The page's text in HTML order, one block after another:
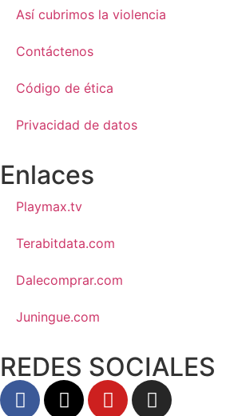
Así cubrimos la violencia
Contáctenos
Código de ética
Privacidad de datos
Enlaces
Playmax.tv
Terabitdata.com
Dalecomprar.com
Juningue.com
REDES SOCIALES